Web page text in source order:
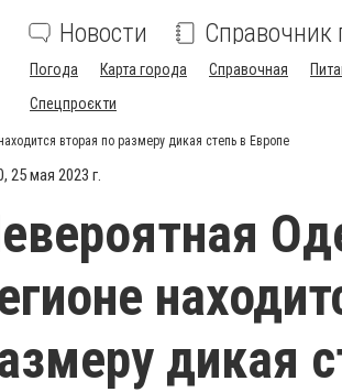
Новости Справочник
Погода Карта города Справочная
Спецпроєкти
вторая по размеру дикая степь в Европе
25 мая 2023 г.
дикая